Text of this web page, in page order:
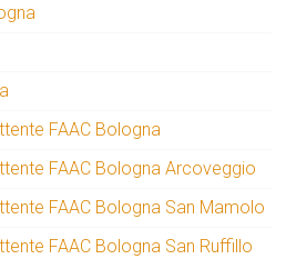
FAAC Bologna
FAAC Bologna Arcoveggio
FAAC Bologna San Mamolo
FAAC Bologna San Ruffillo